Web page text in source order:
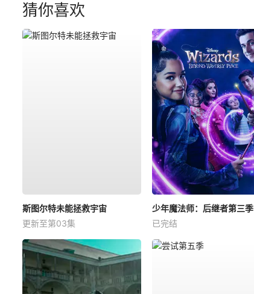
猜你喜欢
斯图尔特未能拯救宇宙
更新至第03集
少年魔法师：后继者第三季
已完结